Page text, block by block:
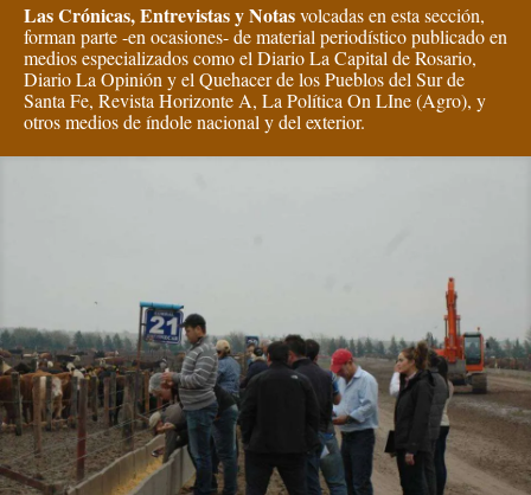
Las Crónicas, Entrevistas y Notasvolcadas en esta sección,
forman parte -en ocasiones- de material periodístico publicado en
medios especializados como el Diario La Capital de Rosario,
Diario La Opinión y el Quehacer de los Pueblos del Sur de
Santa Fe, Revista Horizonte A, La Política On LIne (Agro), y
otros medios de índole nacional y del exterior.